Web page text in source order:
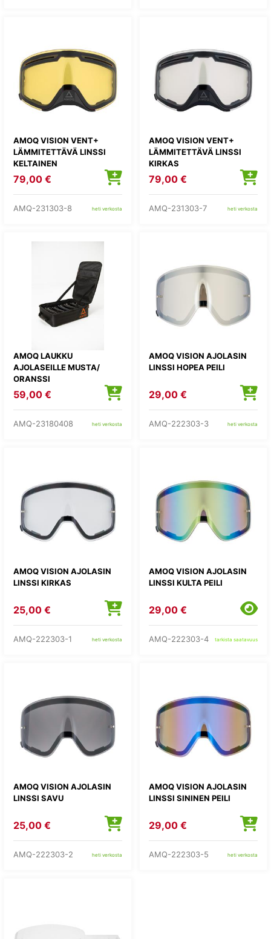
AMOQ VISION VENT+
LÄMMITETTÄVÄ LINSSI
KELTAINEN
79,00 €
AMQ-231303-8 heti verkosta
AMOQ VISION VENT+
LÄMMITETTÄVÄ LINSSI
KIRKAS
79,00 €
AMQ-231303-7 heti verkosta
AMOQ LAUKKU
AJOLASEILLE MUSTA/
ORANSSI
59,00 €
AMQ-23180408 heti verkosta
AMOQ VISION AJOLASIN
LINSSI HOPEA PEILI
29,00 €
AMQ-222303-3 heti verkosta
AMOQ VISION AJOLASIN
LINSSI KIRKAS
25,00 €
AMQ-222303-1 heti verkosta
AMOQ VISION AJOLASIN
LINSSI KULTA PEILI
29,00 €
AMQ-222303-4 tarkista saatavuus
AMOQ VISION AJOLASIN
LINSSI SAVU
25,00 €
AMQ-222303-2 heti verkosta
AMOQ VISION AJOLASIN
LINSSI SININEN PEILI
29,00 €
AMQ-222303-5 heti verkosta